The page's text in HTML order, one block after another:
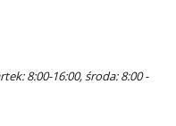
8:00-16:00, środa: 8:00 -